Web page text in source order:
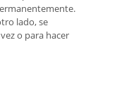
lado, se
o para hacer